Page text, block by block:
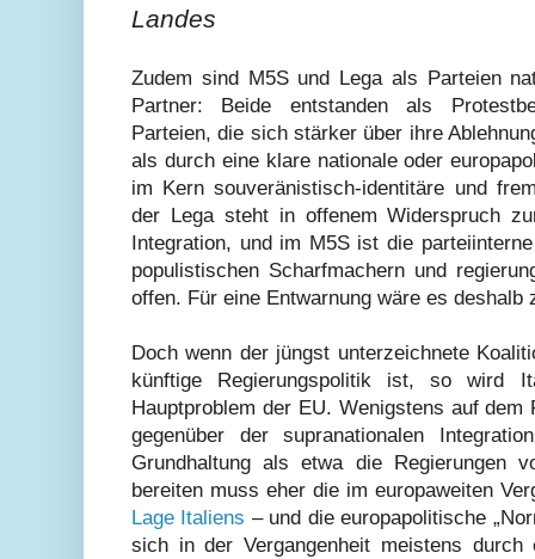
Landes
Zudem sind M5S und Lega als Parteien
Partner: Beide entstanden als
Parteien, die sich stärker über ihre
als durch eine klare nationale oder
im Kern souveränistisch-identitäre und
der Lega steht in offenem Widerspruch
Integration, und im M5S ist die
populistischen Scharfmachern und
offen. Für eine Entwarnung wäre es deshalb
Doch wenn der jüngst unterzeichnete
künftige Regierungspolitik ist, so wird
Hauptproblem der EU. Wenigstens auf
gegenüber der supranationalen
Grundhaltung als etwa die Regierungen
bereiten muss eher die im europaweiten
Lage Italiens – und die europapolitische
sich in der Vergangenheit meistens durch